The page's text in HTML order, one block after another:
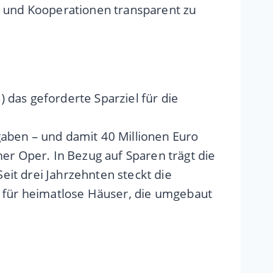
Kooperationen transparent zu
das geforderte Sparziel für die
– und damit 40 Millionen Euro
Oper. In Bezug auf Sparen trägt die
drei Jahrzehnten steckt die
heimatlose Häuser, die umgebaut